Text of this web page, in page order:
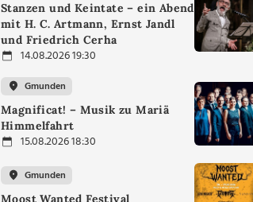
Stanzen und Keintate – ein Abend
mit H. C. Artmann, Ernst Jandl
und Friedrich Cerha
14.08.2026 19:30
Gmunden
Magnificat! – Musik zu Mariä
Himmelfahrt
15.08.2026 18:30
Gmunden
Moost Wanted Festival